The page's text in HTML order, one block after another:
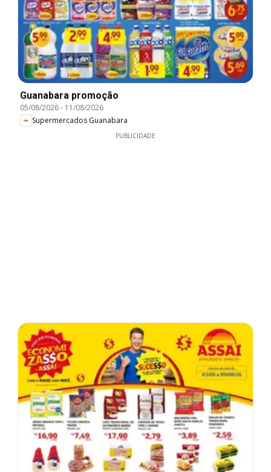
Guanabara promoção
05/08/2026- 11/08/2026
Supermercados Guanabara
PUBLICIDADE